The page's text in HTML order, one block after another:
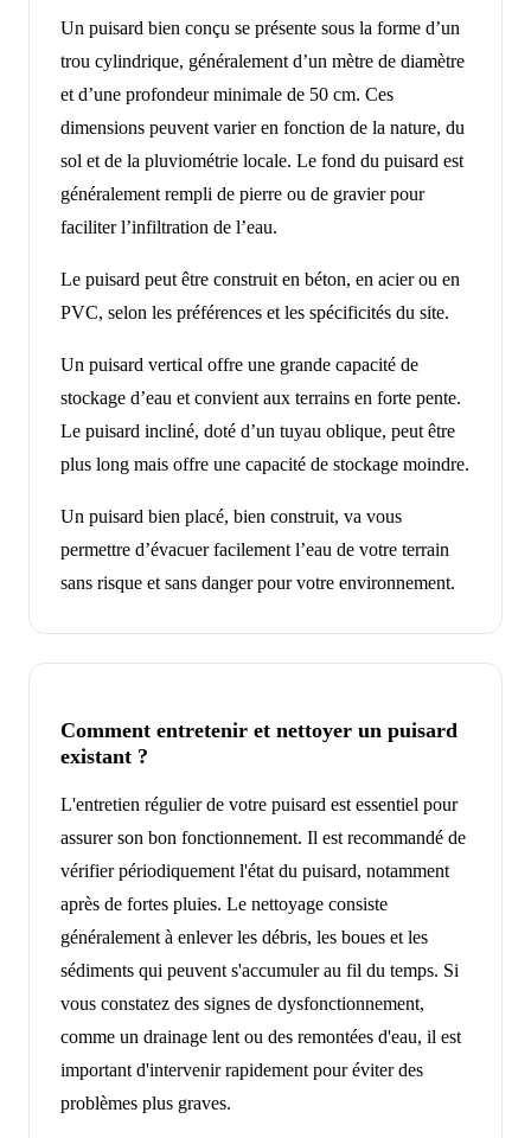
Un puisard bien conçu se présente sous la forme d’un
trou cylindrique, généralement d’un mètre de diamètre
et d’une profondeur minimale de 50 cm. Ces
dimensions peuvent varier en fonction de la nature, du
sol et de la pluviométrie locale. Le fond du puisard est
généralement rempli de pierre ou de gravier pour
faciliter l’infiltration de l’eau.
Le puisard peut être construit en béton, en acier ou en
PVC, selon les préférences et les spécificités du site.
Un puisard vertical offre une grande capacité de
stockage d’eau et convient aux terrains en forte pente.
Le puisard incliné, doté d’un tuyau oblique, peut être
plus long mais offre une capacité de stockage moindre.
Un puisard bien placé, bien construit, va vous
permettre d’évacuer facilement l’eau de votre terrain
sans risque et sans danger pour votre environnement.
Comment entretenir et nettoyer un puisard
existant ?
L'entretien régulier de votre puisard est essentiel pour
assurer son bon fonctionnement. Il est recommandé de
vérifier périodiquement l'état du puisard, notamment
après de fortes pluies. Le nettoyage consiste
généralement à enlever les débris, les boues et les
sédiments qui peuvent s'accumuler au fil du temps. Si
vous constatez des signes de dysfonctionnement,
comme un drainage lent ou des remontées d'eau, il est
important d'intervenir rapidement pour éviter des
problèmes plus graves.